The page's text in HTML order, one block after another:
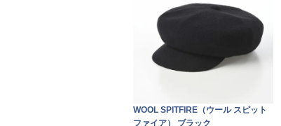
WOOL SPITFIRE（ウール スピット
ファイア） ブラック